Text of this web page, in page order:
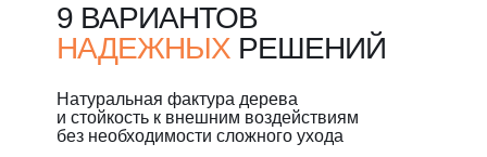
Натуральная фактура дерева
и стойкость к внешним воздействиям
без необходимости сложного ухода
9 ВАРИАНТОВ
НАДЕЖНЫХ РЕШЕНИЙ